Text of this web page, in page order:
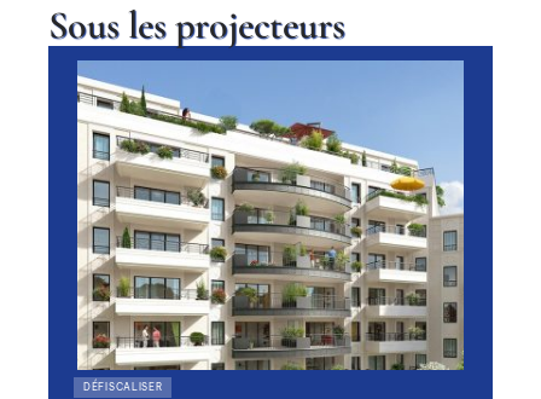
Sous les projecteurs
DÉFISCALISER